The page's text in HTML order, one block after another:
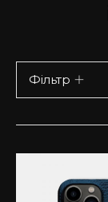
Фільтр